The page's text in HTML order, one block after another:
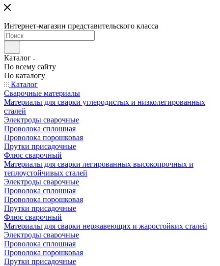
Интернет-магазин представительского класса
Каталог
По всему сайту
По каталогу
Каталог
Сварочные материалы
Материалы для сварки углеродистых и низколегированных
сталей
Электроды сварочные
Проволока сплошная
Проволока порошковая
Прутки присадочные
Флюс сварочный
Материалы для сварки легированных высокопрочных и
теплоустойчивых сталей
Электроды сварочные
Проволока сплошная
Проволока порошковая
Прутки присадочные
Флюс сварочный
Материалы для сварки нержавеющих и жаростойких сталей
Электроды сварочные
Проволока сплошная
Проволока порошковая
Прутки присадочные